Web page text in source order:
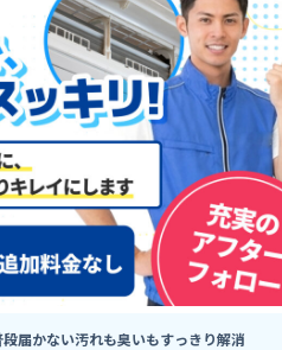
届かない汚れも臭いもすっきり解消